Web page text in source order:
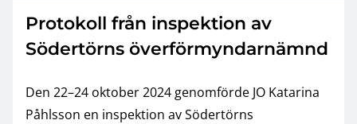
Protokoll från inspektion av
Södertörns överförmyndarnämnd
Den 22–24 oktober 2024 genomförde JO Katarina
Påhlsson en inspektion av Södertörns